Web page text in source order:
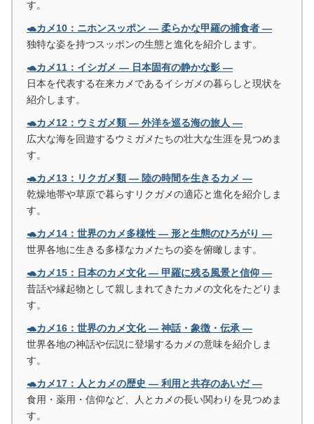
す。
🐢カメ10：ニホンスッポン ― 柔らかな甲羅の捕食者 ―
独特な姿を持つスッポンの生態と進化を紹介します。
🐢カメ11：イシガメ ― 日本固有の静かな影 ―
日本を代表する在来カメであるイシガメの暮らしと現状を
紹介します。
🐢カメ12：ウミガメ類 ― 外洋を巡る海の旅人 ―
広大な海を回遊するウミガメたちの壮大な生涯を見つめま
す。
🐢カメ13：リクガメ類 ― 陸の時間を生きるカメ ―
乾燥地帯や草原で暮らすリクガメの適応と進化を紹介しま
す。
🐢カメ14：世界のカメ多様性 ― 形と生態のひろがり ―
世界各地に生きる多様なカメたちの姿を俯瞰します。
🐢カメ15：日本のカメ文化 ― 甲羅に残る風景と信仰 ―
昔話や縁起物として親しまれてきたカメの文化をたどりま
す。
🐢カメ16：世界のカメ文化 ― 神話・象徴・伝承 ―
世界各地の神話や伝説に登場するカメの意味を紹介しま
す。
🐢カメ17：人とカメの歴史 ― 利用と共存のあいだ ―
食用・薬用・信仰など、人とカメの長い関わりを見つめま
す。